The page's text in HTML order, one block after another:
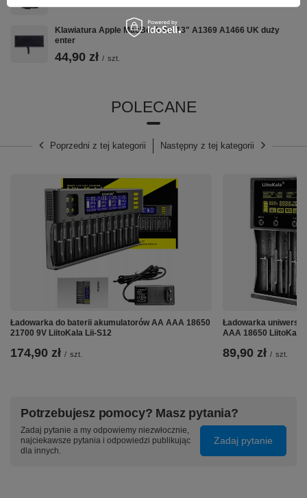
W przeciwieństwie do małych ładowarek USB, ten
model wykorzystuje dedykowane zasilanie 12V,
co zapewnia stabilny prąd ładowania dla
wszystkich 12 slotów jednocześnie, bez spadków
↘️ Cechy produktu:
✅ Maksymalna wydajność i oszczędność czasu
Klawiatura Apple MacBook Air 13" A1369 A1466 UK duży
enter
44,90 zł / szt.
POLECANE
Poprzedni z tej kategorii Następny z tej kategorii
Ładowarka do baterii akumulatorów AA AAA 18650
21700 9V LiitoKala Lii-S12
174,90 zł / szt.
Ładowarka
AAA 18650 LiitoKala
89,90 zł / szt.
Potrzebujesz pomocy? Masz pytania?
Zadaj pytanie a my odpowiemy niezwłocznie,
najciekawsze pytania i odpowiedzi publikując
dla innych.
Zadaj pytanie